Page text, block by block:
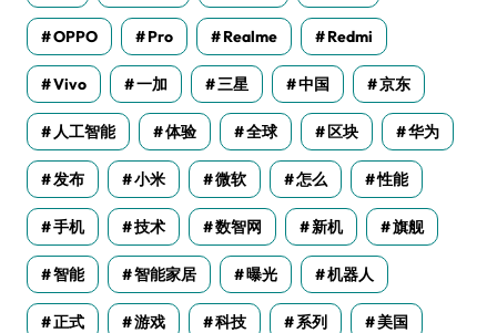
OPPO Pro Realme Redmi
Vivo 一加 三星 中国 京东
人工智能 体验 全球 区块 华为
发布 小米 微软 怎么 性能
手机 技术 数智网 新机 旗舰
智能 智能家居 曝光 机器人
正式 游戏 科技 系列 美国